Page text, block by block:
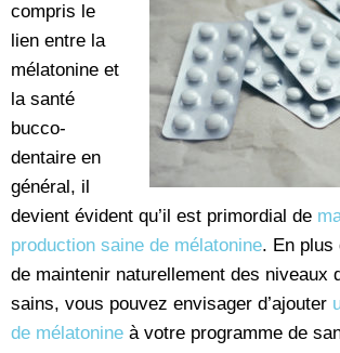
compris le
lien entre la
mélatonine et
la santé
bucco-
dentaire en
général, il
devient évident qu’il est primordial de
production saine de mélatonine. En plus
de maintenir naturellement des niveaux
sains, vous pouvez envisager d’ajouter
de mélatonine à votre programme de